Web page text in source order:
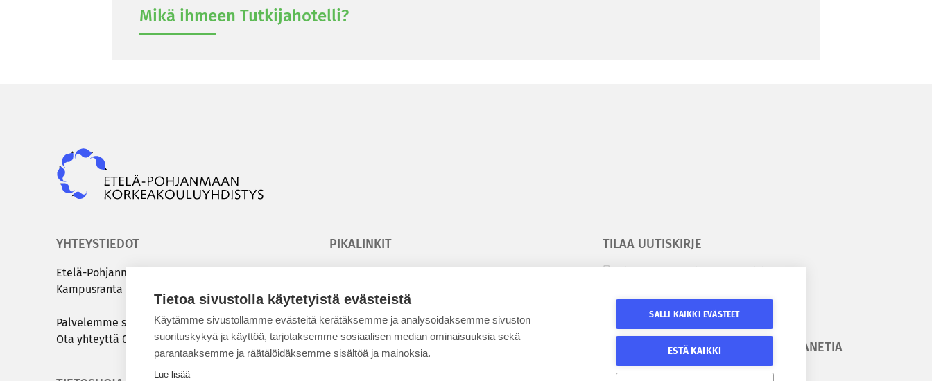
Tietoa sivustolla käytetyistä evästeistä
Käytämme sivustollamme evästeitä kerätäksemme ja analysoidaksemme sivuston
suorituskykyä ja käyttöä, tarjotaksemme sosiaalisen median ominaisuuksia sekä
parantaaksemme ja räätälöidäksemme sisältöä ja mainoksia.
Lue lisää
SALLI KAIKKI EVÄSTEET
ESTÄ KAIKKI
Mikä ih­meen Tut­ki­ja­ho­tel­li?
YHTEYSTIEDOT
Etelä-​Pohjanmaan kor­kea­kou­lu­yh­dis­tys
Kam­pus­ran­ta 9 C | 60320 Sei­nä­jo­ki
Pal­ve­lem­me sinua ar­ki­sin klo 8.00 – 15.00
Ota yh­teyt­tä 050 431 7072taiinfo@epky.fi
PIKALINKIT
Kesäyliopisto
Epanet
BLOGIT
TILAA UUTISKIRJE
KESÄYLIOPISTOA
SEURAA EPANETIA
Epanetin Twitter